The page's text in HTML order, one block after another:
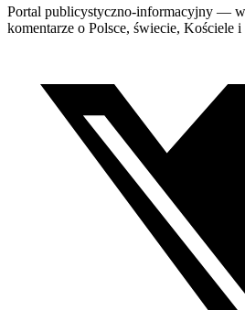
Portal publicystyczno-informacyjny —
komentarze o Polsce, świecie, Kościele